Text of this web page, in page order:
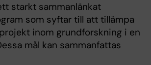
starkt sammanlänkat
som syftar till att tillämpa
inom grundforskning i en
mål kan sammanfattas